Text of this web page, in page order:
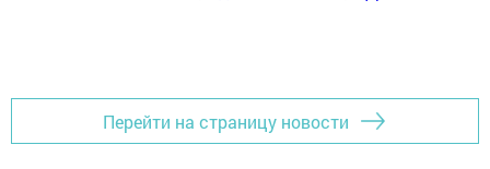
Перейти на страницу новости